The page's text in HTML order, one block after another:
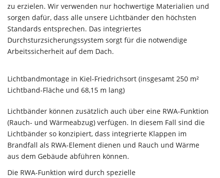
zu erzielen. Wir verwenden nur hochwertige Materialien und
sorgen dafür, dass alle unsere Lichtbänder den höchsten
Standards entsprechen. Das integriertes
Durchsturzsicherungssystem sorgt für die notwendige
Arbeitssicherheit auf dem Dach.
Lichtbandmontage in Kiel-Friedrichsort (insgesamt 250 m²
Lichtband-Fläche und 68,15 m lang)
Lichtbänder können zusätzlich auch über eine RWA-Funktion
(Rauch- und Wärmeabzug) verfügen. In diesem Fall sind die
Lichtbänder so konzipiert, dass integrierte Klappen im
Brandfall als RWA-Element dienen und Rauch und Wärme
aus dem Gebäude abführen können.
Die RWA-Funktion wird durch spezielle